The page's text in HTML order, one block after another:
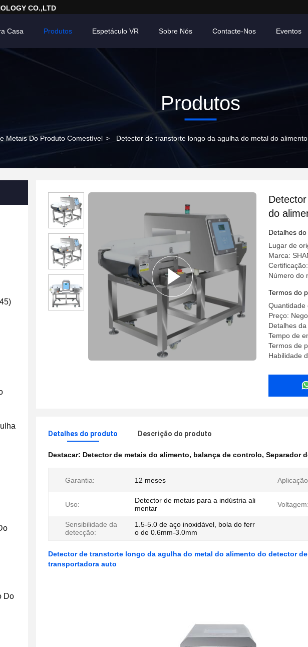
CO.,LTD
Casa Produtos Espetáculo VR Sobre Nós Contacte-Nos Eventos
Produtos
Metais Do Produto Comestível > Detector de transtorte longo da agulha do metal do
Do
do
Detalhes
Lugar de
Marca:
Número do
Termos do
Quantidade
Preço:
Detalhes
Tempo de
Termos de
Habilidade
Detalhes do produto Descrição do produto
Destacar: Detector de metais do alimento, balança de controlo, Separador
Garantia: 12 meses
Uso:
Detector de metais para a indústria ali
mentar
Voltagem:
Sensibilidade da
detecção:
1.5-5.0 de aço inoxidável, bola do ferr
o de 0.6mm-3.0mm
Detector de transtorte longo da agulha do metal do alimento do detector
transportadora auto